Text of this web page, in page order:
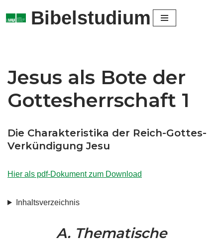
Bibelstudium
Jesus als Bote der
Gottesherrschaft 1
Die Charakteristika der Reich-Gottes-
Verkündigung Jesu
Hier als pdf-Dokument zum Download
Inhaltsverzeichnis
A. Thematische